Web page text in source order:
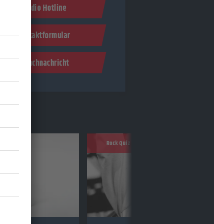
Studio Hotline
Kontaktformular
Sprachnachricht
Rock Quiz